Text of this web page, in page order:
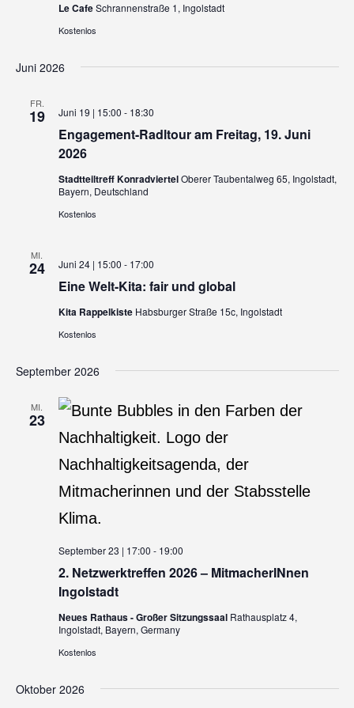
Le CafeSchrannenstraße 1, Ingolstadt
Kostenlos
Juni 2026
FR.
19
Engagement-Radltour am Freitag, 19. Juni
2026
Juni 19 | 15:00 - 18:30
Stadtteiltreff KonradviertelOberer Taubentalweg 65, Ingolstadt,
Bayern, Deutschland
Kostenlos
MI.
24
Eine Welt-Kita: fair und global
Juni 24 | 15:00 - 17:00
Kita Rappelkiste Habsburger Straße 15c, Ingolstadt
Kostenlos
September 2026
MI.
23
2. Netzwerktreffen 2026 – MitmacherINnen
Ingolstadt
September 23 | 17:00 - 19:00
Neues Rathaus - Großer Sitzungssaal Rathausplatz 4,
Ingolstadt, Bayern, Germany
Kostenlos
Oktober 2026